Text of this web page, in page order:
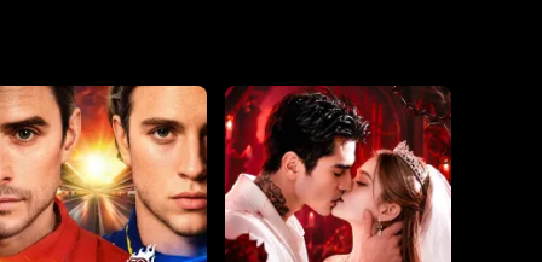
Per
pronta a